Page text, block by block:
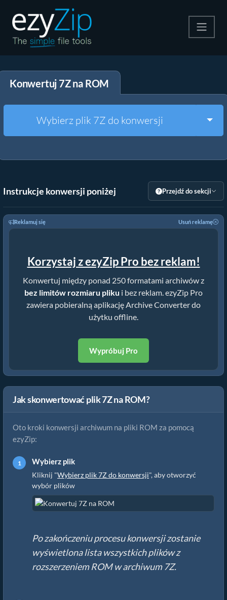
Rozpakuj
Inne narzędzia
Konwertuj 7Z na ROM
Wybierz plik 7Z do konwersji
Instrukcje konwersji poniżej Przejdź do sekcji
Reklamuj się Usuń reklamę
Korzystaj z ezyZip Pro bez reklam!
Konwertuj między ponad 250 formatami archiwów z
bez limitów rozmiaru pliku i bez reklam. ezyZip Pro
zawiera pobieralną aplikację Archive Converter do
użytku offline.
Wypróbuj Pro
Jak skonwertować plik 7Z na ROM?
Oto kroki konwersji archiwum na pliki ROM za pomocą
ezyZip:
Wybierz plik
Kliknij "Wybierz plik 7Z do konwersji", aby otworzyć
wybór plików
Po zakończeniu procesu konwersji zostanie
wyświetlona lista wszystkich plików z
rozszerzeniem ROM w archiwum 7Z.